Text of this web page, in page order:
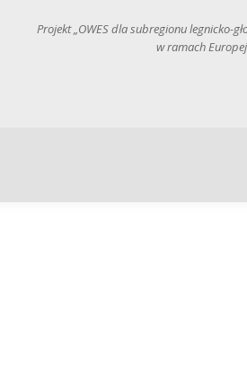
Projekt „OWES dla subregionu legnicko-
w ramach